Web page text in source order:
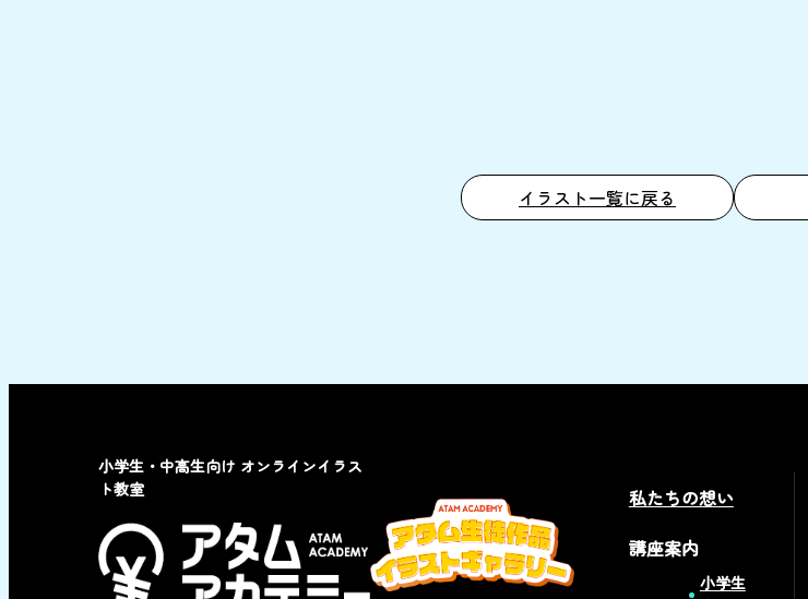
イラスト一覧に戻る
私たちの想い
講座案内
小学生
小学生・中高生向け オンラインイラス
ト教室